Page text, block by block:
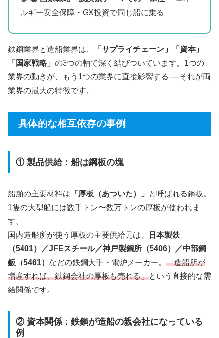
ルギー安全保障・GX投資で同じ船に乗る
鉄鋼業界と造船業界は、
「サプライチェーン」「資本」
「国家戦略」 の3つの軸で深く結びついています。1つの
業界の動きが、もう1つの業界に直接影響する──それが両
業界の最大の特徴です。
具体的な相互依存の事例
① 製品供給：船は鋼板の塊
船舶の主要材料は 「厚板（あついた）」
と呼ばれる鋼板。
1隻の大型船には数千トン〜数万トンの厚板が使われま
す。
国内造船所が使う厚板の主要供給元は、
日本製鉄
（5401）／JFEスチール／神戸製鋼所（5406）／中部鋼
鈑（5461） などの鉄鋼大手・電炉メーカー。 「造船所が
増産すれば、鉄鋼会社の厚板も売れる」という直接的な需
給関係です。
② 資本関係：鉄鋼が造船の親会社になっている
例